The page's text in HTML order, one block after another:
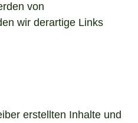
von
wir derartige Links
erstellten Inhalte und